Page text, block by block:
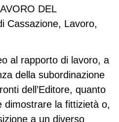
DEL
Cassazione, Lavoro,
al rapporto di lavoro, a
della subordinazione
dell’Editore, quanto
dimostrare la fittizietà o,
a un diverso